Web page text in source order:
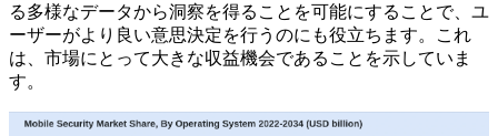
る多様なデータから洞察を得ることを可能にすることで、ユ
ーザーがより良い意思決定を行うのにも役立ちます。これ
は、市場にとって大きな収益機会であることを示していま
す。